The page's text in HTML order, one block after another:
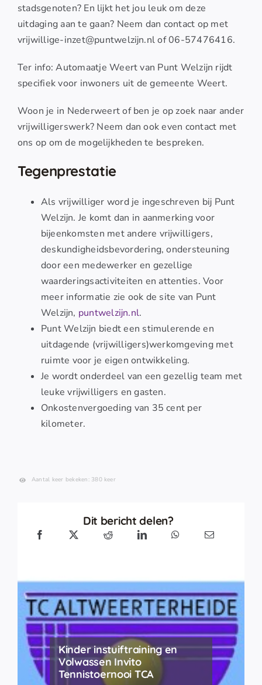
stadsgenoten? En lijkt het jou leuk om deze
uitdaging aan te gaan? Neem dan contact op met
vrijwillige-inzet@puntwelzijn.nl of 06-57476416.
Ter info: Automaatje Weert van Punt Welzijn rijdt
specifiek voor inwoners uit de gemeente Weert.
Woon je in Nederweert of ben je op zoek naar ander
vrijwilligerswerk? Neem dan ook even contact met
ons op om de mogelijkheden te bespreken.
Tegenprestatie
Als vrijwilliger word je ingeschreven bij Punt
Welzijn. Je komt dan in aanmerking voor
bijeenkomsten met andere vrijwilligers,
deskundigheidsbevordering, ondersteuning
door een medewerker en gezellige
waarderingsactiviteiten en attenties. Voor
meer informatie zie ook de site van Punt
Welzijn, puntwelzijn.nl.
Punt Welzijn biedt een stimulerende en
uitdagende (vrijwilligers)werkomgeving met
ruimte voor je eigen ontwikkeling.
Je wordt onderdeel van een gezellig team met
leuke vrijwilligers en gasten.
Onkostenvergoeding van 35 cent per
kilometer.
Aantal keer bekeken: 380 keer
Dit bericht delen?
Kinder instuiftraining en
Volwassen Invito
Tennistoernooi TCA